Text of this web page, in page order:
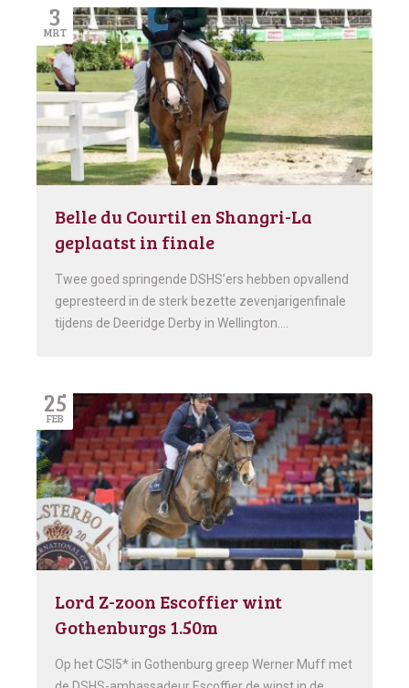
3
MRT
Belle du Courtil en Shangri-La
geplaatst in finale
Twee goed springende DSHS’ers hebben opvallend
gepresteerd in de sterk bezette zevenjarigenfinale
tijdens de Deeridge Derby in Wellington….
25
FEB
Lord Z-zoon Escoffier wint
Gothenburgs 1.50m
Op het CSI5* in Gothenburg greep Werner Muff met